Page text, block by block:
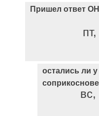
Пришел ответ
остались ли у